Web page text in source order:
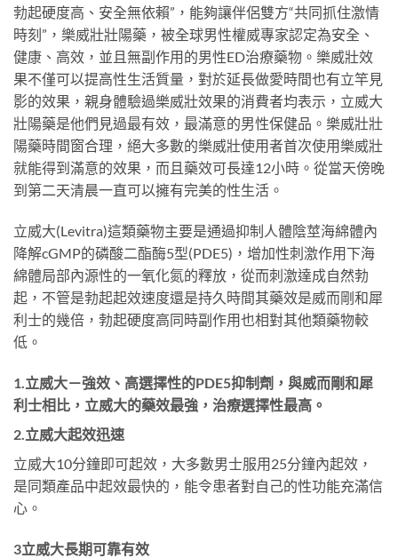
勃起硬度高、安全無依賴”，能夠讓伴侶雙方“共同抓住激情
時刻”，樂威壯壯陽藥，被全球男性權威專家認定為安全、
健康、高效，並且無副作用的男性ED治療藥物。樂威壯效
果不僅可以提高性生活質量，對於延長做愛時間也有立竿見
影的效果，親身體驗過樂威壯效果的消費者均表示，立威大
壯陽藥是他們見過最有效，最滿意的男性保健品。樂威壯壯
陽藥時間窗合理，絕大多數的樂威壯使用者首次使用樂威壯
就能得到滿意的效果，而且藥效可長達12小時。從當天傍晚
到第二天清晨一直可以擁有完美的性生活。
立威大(Levitra)這類藥物主要是通過抑制人體陰莖海綿體內
降解cGMP的磷酸二酯酶5型(PDE5)，增加性刺激作用下海
綿體局部內源性的一氧化氮的釋放，從而刺激達成自然勃
起，不管是勃起起效速度還是持久時間其藥效是威而剛和犀
利士的幾倍，勃起硬度高同時副作用也相對其他類藥物較
低。
1.立威大－強效、高選擇性的PDE5抑制劑，與威而剛和犀
利士相比，立威大的藥效最強，治療選擇性最高。
2.立威大起效迅速
立威大10分鐘即可起效，大多數男士服用25分鐘內起效，
是同類產品中起效最快的，能令患者對自己的性功能充滿信
心。
3立威大長期可靠有效